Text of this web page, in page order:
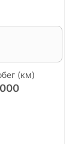
(км)